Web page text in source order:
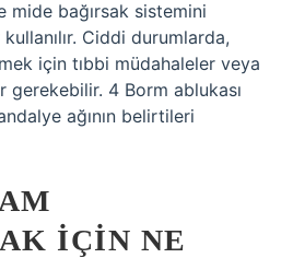
mide bağırsak sistemini
Ciddi durumlarda,
için tıbbi müdahaleler veya
gerekebilir. 4 Borm ablukası
ağının belirtileri
IÇIN NE